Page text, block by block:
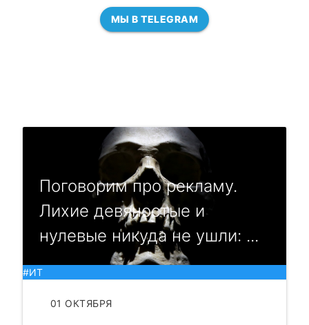
МЫ В TELEGRAM
Поговорим про рекламу.
Лихие девяностые и
нулевые никуда не ушли: ...
#ИТ
01 ОКТЯБРЯ